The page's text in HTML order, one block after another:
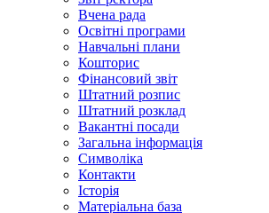
Вчена рада
Освітні програми
Навчальні плани
Кошторис
Фінансовий звіт
Штатний розпис
Штатний розклад
Вакантні посади
Загальна інформація
Символіка
Контакти
Історія
Матеріальна база